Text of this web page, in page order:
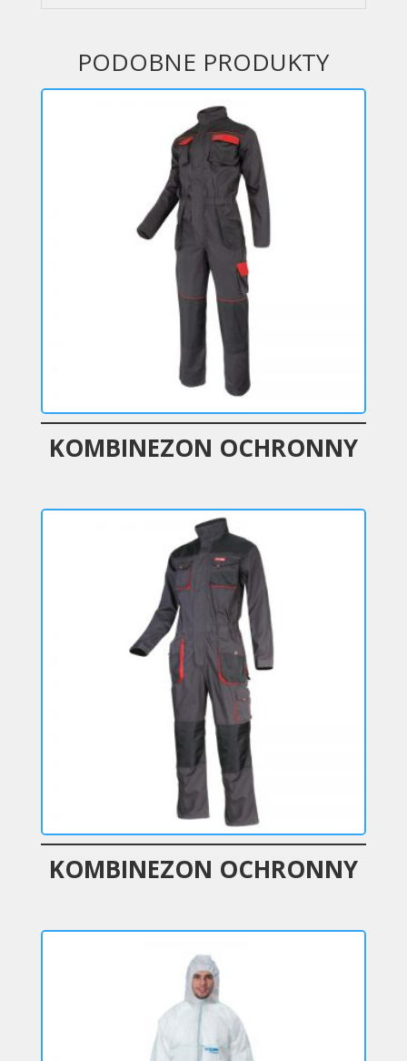
PODOBNE PRODUKTY
KOMBINEZON OCHRONNY
KOMBINEZON OCHRONNY